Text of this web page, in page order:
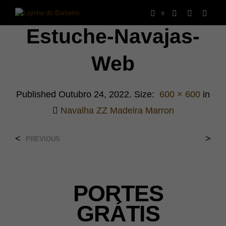
0
Estuche-Navajas-
Web
Published Outubro 24, 2022. Size: 600 × 600 in
Navalha ZZ Madeira Marron
< PREVIOUS >
PORTES
GRÁTIS